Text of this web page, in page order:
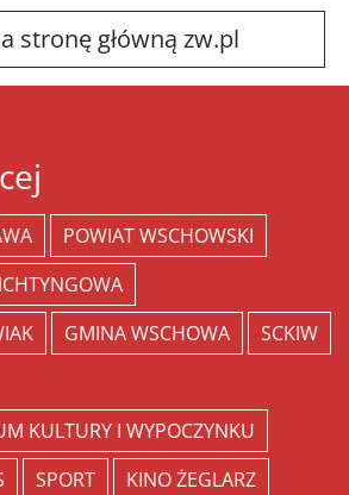
stronę główną zw.pl
POWIAT WSCHOWSKI
GMINA WSCHOWA
SCKIW
KULTURY I WYPOCZYNKU
SPORT
KINO ŻEGLARZ